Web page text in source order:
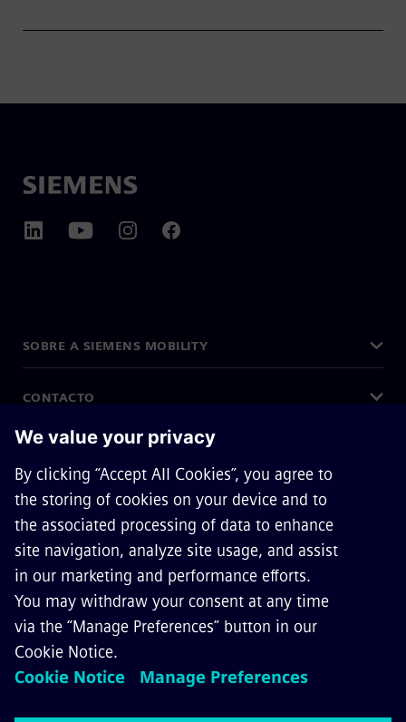
SOBRE A SIEMENS MOBILITY
CONTACTO
CARREIRAS
© Siemens Mobility2026
Política de Cookies
Política de Privacidade
Termos de Uso